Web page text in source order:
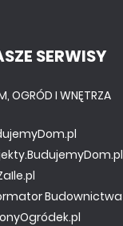
SERWISY
OGRÓD I WNĘTRZA
Budownictwa